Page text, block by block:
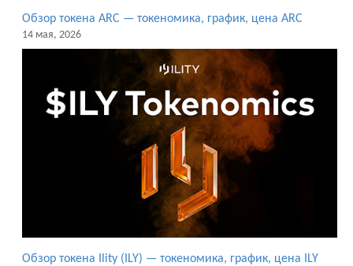
Обзор токена ARC — токеномика, график, цена ARC
14 мая, 2026
Обзор токена Ility (ILY) — токеномика, график, цена ILY